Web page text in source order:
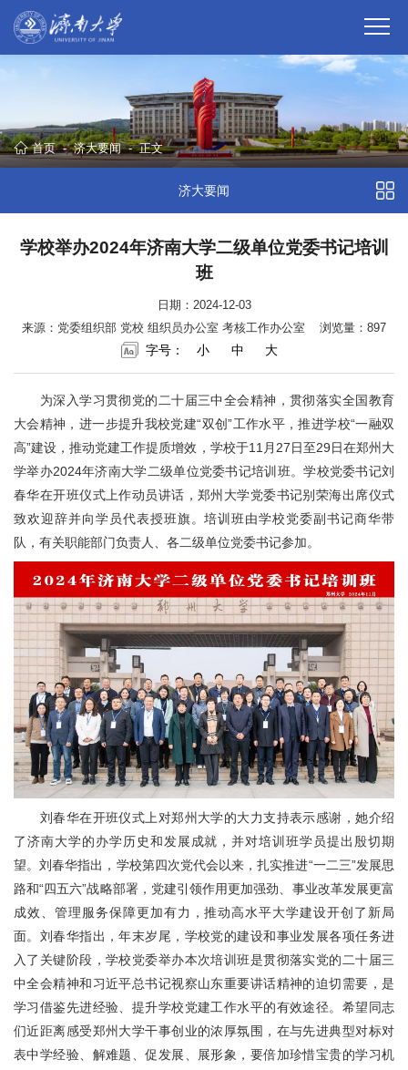
首页 - 济大要闻 - 正文
济大要闻
学校举办2024年济南大学二级单位党委书记培训
班
日期：2024-12-03
来源：党委组织部 党校 组织员办公室 考核工作办公室
浏览量： 897
字号： 小 中 大
为深入学习贯彻党的二十届三中全会精神，贯彻落实全国教育
大会精神，进一步提升我校党建“双创”工作水平，推进学校“一融双
高”建设，推动党建工作提质增效，学校于11月27日至29日在郑州大
学举办2024年济南大学二级单位党委书记培训班。学校党委书记刘
春华在开班仪式上作动员讲话，郑州大学党委书记别荣海出席仪式
致欢迎辞并向学员代表授班旗。培训班由学校党委副书记商华带
队，有关职能部门负责人、各二级单位党委书记参加。
刘春华在开班仪式上对郑州大学的大力支持表示感谢，她介绍
了济南大学的办学历史和发展成就，并对培训班学员提出殷切期
望。刘春华指出，学校第四次党代会以来，扎实推进“一二三”发展思
路和“四五六”战略部署，党建引领作用更加强劲、事业改革发展更富
成效、管理服务保障更加有力，推动高水平大学建设开创了新局
面。刘春华指出，年末岁尾，学校党的建设和事业发展各项任务进
入了关键阶段，学校党委举办本次培训班是贯彻落实党的二十届三
中全会精神和习近平总书记视察山东重要讲话精神的迫切需要，是
学习借鉴先进经验、提升学校党建工作水平的有效途径。希望同志
们近距离感受郑州大学干事创业的浓厚氛围，在与先进典型对标对
表中学经验、解难题、促发展、展形象，要倍加珍惜宝贵的学习机